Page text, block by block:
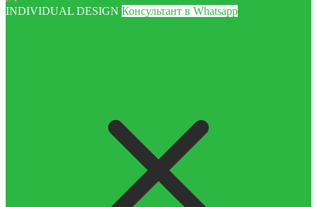
INDIVIDUAL DESIGN Консультант в Whatsapp